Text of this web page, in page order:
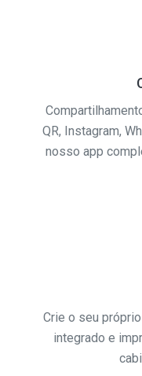
QR, Instagram,
nosso app
Crie o seu
integrado e